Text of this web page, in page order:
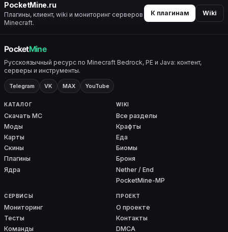
PocketMine.ru
Плагины, клиент, wiki и мониторинг серверов
Minecraft.
К плагинам Wiki
Русскоязычный ресурс по Minecraft Bedrock, PE и Java: контент,
серверы и инструменты.
Telegram VK MAX YouTube
КАТАЛОГ
Скачать MC
Моды
Карты
Скины
Плагины
Ядра
WIKI
Все разделы
Крафты
Еда
Биомы
Броня
Nether / End
PocketMine-MP
СЕРВИСЫ
Мониторинг
Тесты
Команды
ПРОЕКТ
О проекте
Контакты
DMCA